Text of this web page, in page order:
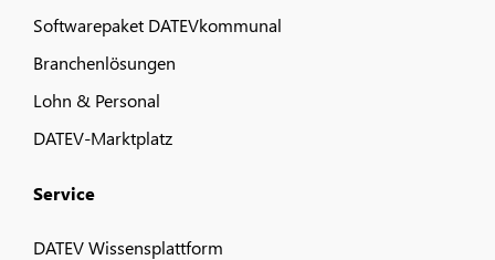
Softwarepaket DATEVkommunal
Branchenlösungen
Lohn & Personal
DATEV-Marktplatz
Service
DATEV Wissensplattform